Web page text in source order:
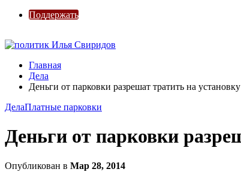
Поддержать
Главная
Дела
Деньги от парковки разрешат тратить на
ДелаПлатные парковки
Деньги от парковки
Опубликован в Мар 28, 2014